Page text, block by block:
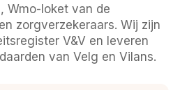
Wmo-loket van de
zorgverzekeraars. Wij zijn
V&V en leveren
van Velg en Vilans.